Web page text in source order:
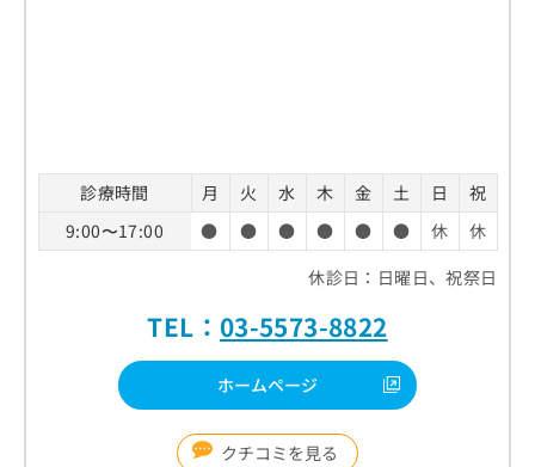
診療時間 月 火 水 木 金 土 日
祝
9:00〜17:00
● ● ● ● ● ● 休
休
休診日：日曜日、祝祭日
TEL： 03-5573-8822
ホームページ
クチコミを見る